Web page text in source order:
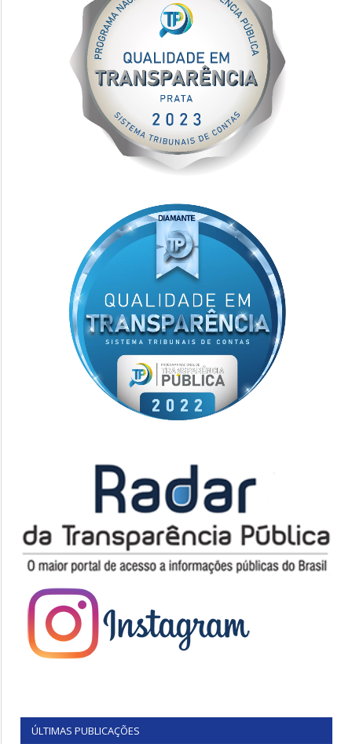
ÚLTIMAS PUBLICAÇÕES